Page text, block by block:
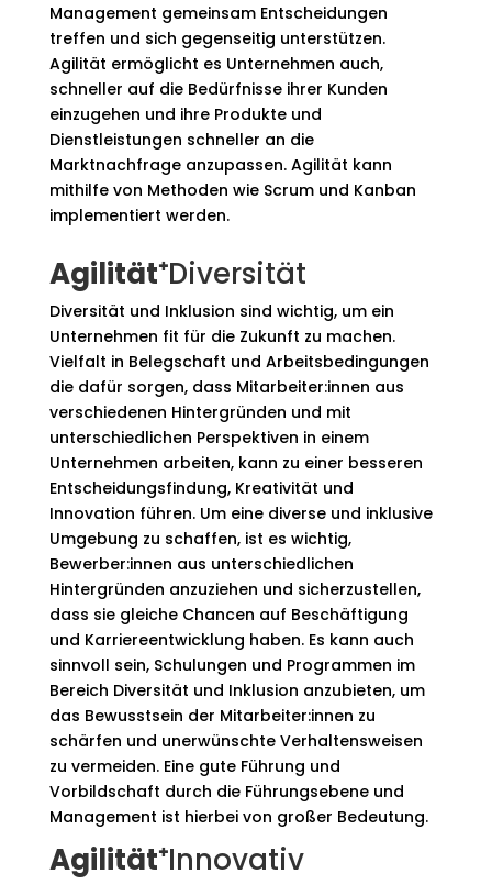
Management gemeinsam Entscheidungen
treffen und sich gegenseitig unterstützen.
Agilität ermöglicht es Unternehmen auch,
schneller auf die Bedürfnisse ihrer Kunden
einzugehen und ihre Produkte und
Dienstleistungen schneller an die
Marktnachfrage anzupassen. Agilität kann
mithilfe von Methoden wie Scrum und Kanban
implementiert werden.
Agilität⁺Diversität
Diversität und Inklusion sind wichtig, um ein
Unternehmen fit für die Zukunft zu machen.
Vielfalt in Belegschaft und Arbeitsbedingungen
die dafür sorgen, dass Mitarbeiter:innen aus
verschiedenen Hintergründen und mit
unterschiedlichen Perspektiven in einem
Unternehmen arbeiten, kann zu einer besseren
Entscheidungsfindung, Kreativität und
Innovation führen. Um eine diverse und inklusive
Umgebung zu schaffen, ist es wichtig,
Bewerber:innen aus unterschiedlichen
Hintergründen anzuziehen und sicherzustellen,
dass sie gleiche Chancen auf Beschäftigung
und Karriereentwicklung haben. Es kann auch
sinnvoll sein, Schulungen und Programmen im
Bereich Diversität und Inklusion anzubieten, um
das Bewusstsein der Mitarbeiter:innen zu
schärfen und unerwünschte Verhaltensweisen
zu vermeiden. Eine gute Führung und
Vorbildschaft durch die Führungsebene und
Management ist hierbei von großer Bedeutung.
Agilität⁺Innovativ